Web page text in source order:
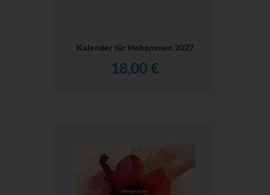
Kalender für Hebammen 2027
18,00 €